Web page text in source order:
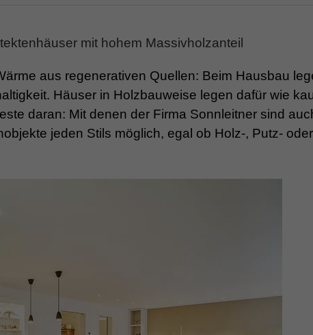
mit hohem Massivholzanteil
aus regenerativen Quellen: Beim Hausbau
Häuser in Holzbauweise legen dafür wie
daran: Mit denen der Firma Sonnleitner sind
jeden Stils möglich, egal ob Holz-, Putz-